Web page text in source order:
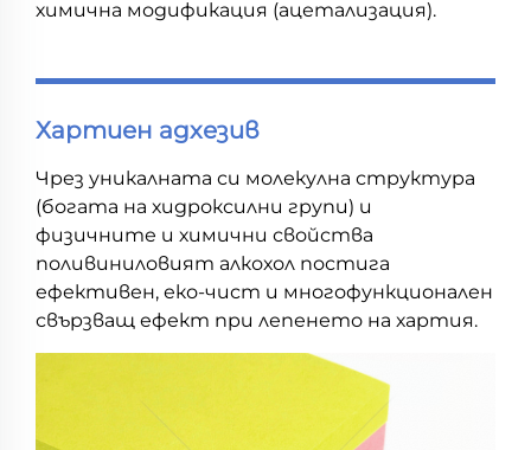
химична модификация (ацетализация).
Хартиен адхезив
Чрез уникалната си молекулна структура
(богата на хидроксилни групи) и
физичните и химични свойства
поливиниловият алкохол постига
ефективен, еко-чист и многофункционален
свързващ ефект при лепенето на хартия.